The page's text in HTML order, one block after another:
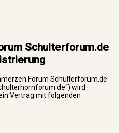
Schulterforum.de
Forum Schulterforum.de
wird
Vertrag mit folgenden